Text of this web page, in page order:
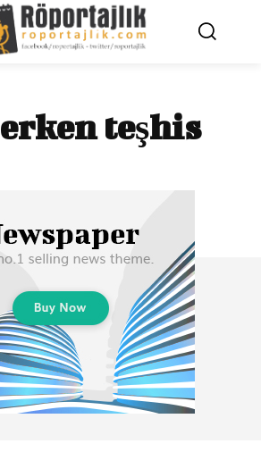
erken teşhis